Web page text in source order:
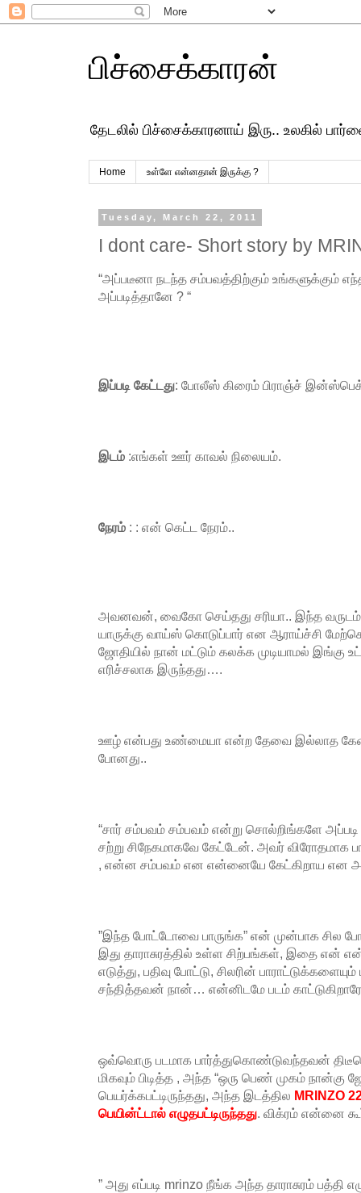
பிச்சைக்காரன்
தேடலில் பிச்சைக்காரனாய் இரு.. உலகில்
Home உள்ளே என்னதான் இருக்கு ?
Tuesday, March 22, 2011
I dont care- Short story by
“அப்படீனா நடந்த சம்பவத்திற்கும் உங்களுக்கும்
அப்படித்தானே ? “
இப்படி கேட்டது: போலீஸ் கிரைம் பிராஞ்ச்
இடம் :எங்கள் ஊர் காவல் நிலையம்.
நேரம் : : என் கெட்ட நேரம்..
அவனவன், வைகோ செய்தது சரியா.. இந்த வருடம்
யாருக்கு வாய்ஸ் கொடுப்பார் என ஆராய்ச்சி
ஜோதியில் நான் மட்டும் கலக்க முடியாமல் இங்கு
எரிச்சலாக இருந்தது….
ஊழ் என்பது உண்மையா என்ற தேவை இல்லாத
போனது..
“சார் சம்பவம் சம்பவம் என்று சொல்றிங்களே
சற்று சிநேகமாகவே கேட்டேன். அவர் விரோதமாக
, என்ன சம்பவம் என என்னையே கேட்கிறாய என
”இந்த போட்டோவை பாருங்க” என் முன்பாக சில
இது தாராசுரத்தில் உள்ள சிற்பங்கள், இதை என்
எடுத்து, பதிவு போட்டு, சிலரின்
சந்தித்தவன் நான்… என்னிடமே படம்
ஒவ்வொரு படமாக பார்த்துகொண்டுவந்தவன்
மிகவும் பிடித்த , அந்த “ஒரு பெண் முகம் நான்கு
பெயர்க்கபட்டிருந்தது, அந்த இடத்தில MRINZO
பெயின்ட்டால் எழுதபட்டிருந்தது. விக்ரம் என்னை
” அது எப்படி mrinzo நீங்க அந்த தாராசுரம் பத்தி